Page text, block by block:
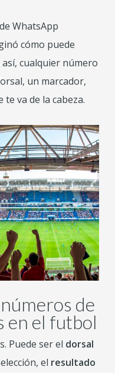
WhatsApp
cómo puede
cualquier número
un marcador,
va de la cabeza.
de
en el futbol
Puede ser el dorsal
el resultado